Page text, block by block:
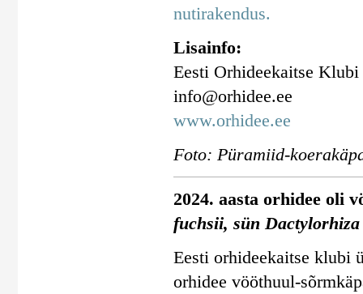
nutirakendus.
Lisainfo:
Eesti Orhideekaitse Klubi
info@orhidee.ee
www.orhidee.ee
Foto: Püramiid-
2024. aasta orhidee oli
fuchsii, sün
Eesti orhideekaitse klubi
orhidee vööthuul-